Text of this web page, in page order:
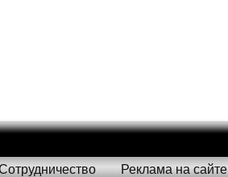
Реклама на сайте